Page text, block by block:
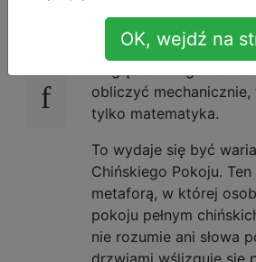
10
W college'u miałem
złożoności, który
inteligencja jest
obliczyć
tylko matematyka.
To wydaje się być
Chińskiego Pokoju.
metaforą, w której
pokoju pełnym
nie rozumie ani słowa
drzwiami wślizguje się
OK, wejdź na